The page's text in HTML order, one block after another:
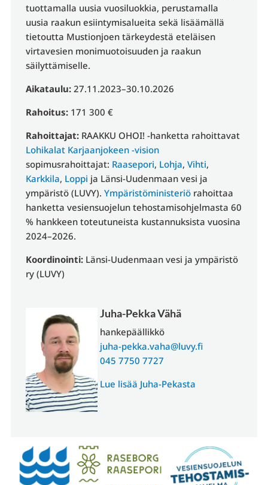
tuottamalla uusia vuosiluokkia, perustamalla
uusia raakun esiintymisalueita sekä lisäämällä
tietoutta Mustionjoen tärkeydestä eteläisen
virtavesien monimuotoisuuden ja raakun
säilyttämiselle.
Aikataulu:27.11.2023–30.10.2026
Rahoitus:171 300 €
Rahoittajat:RAAKKU OHOI! -hanketta rahoittavat
Lohikalat Karjaanjokeen -vision
sopimusrahoittajat: Raasepori, Lohja, Vihti,
Karkkila, Loppi ja Länsi-Uudenmaan vesi ja
ympäristö (LUVY). Ympäristöministeriörahoittaa
hanketta vesiensuojelun tehostamisohjelmasta 60
% hankkeen toteutuneista kustannuksista vuosina
2024–2026.
Koordinointi:Länsi-Uudenmaan vesi ja ympäristö
ry (LUVY)
Juha-Pekka Vähä
hankepäällikkö
juha-pekka.vaha@luvy.fi
045 7750 7727
Lue lisää Juha-Pekasta